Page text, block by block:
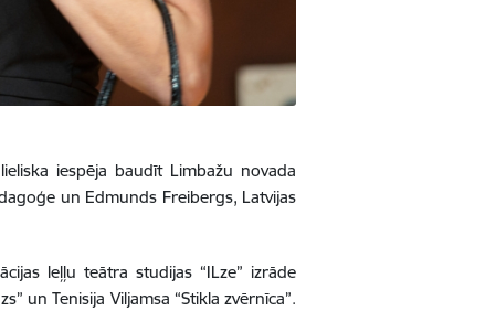
iespēja baudīt Limbažu novada
un Edmunds Freibergs, Latvijas
leļļu teātra studijas “ILze” izrāde
un Tenisija Viljamsa “Stikla zvērnīca”.